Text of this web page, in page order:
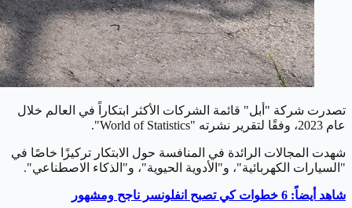
تصدرت شركة "أبل" قائمة الشركات الأكثر ابتكاراً في العالم خلال
عام 2023، وفقًا لتقرير نشرته "World of Statistics".
شهدت المجالات الرائدة في المنافسة حول الابتكار تركيزًا خاصًا في
"السيارات الكهربائية"، و"الأدوية الحيوية"، و"الذكاء الاصطناعي".
شاهد أيضاً: 6 خطوات كي تصبح انفلونسر ناجح ومشهور